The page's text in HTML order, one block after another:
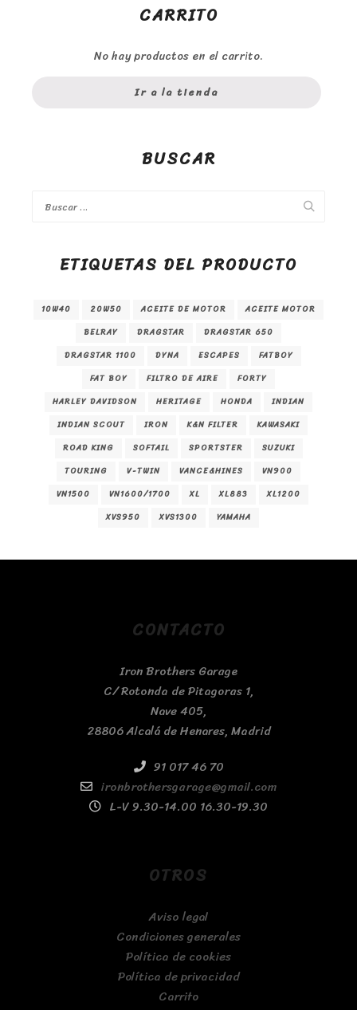
CARRITO
No hay productos en el carrito.
Ir a la tienda
BUSCAR
ETIQUETAS DEL PRODUCTO
10W40 20W50 ACEITE DE MOTOR
ACEITE MOTOR
BELRAY
DRAGSTAR
DRAGSTAR 650
DRAGSTAR 1100
DYNA ESCAPES
FATBOY
FAT BOY
FILTRO DE AIRE
FORTY
HARLEY DAVIDSON
HERITAGE HONDA
INDIAN
INDIAN SCOUT
IRON K&N FILTER
KAWASAKI
ROAD KING
SOFTAIL SPORTSTER
SUZUKI
TOURING
V-TWIN VANCE&HINES
VN900
VN1500
VN1600/1700 XL XL883
XL1200
XVS950
XVS1300 YAMAHA
CONTACTO
Iron Brothers Garage
C/ Rotonda de Pitagoras 1,
Nave 405,
28806 Alcalá de Henares, Madrid
91 017 46 70
ironbrothersgarage@gmail.com
L-V 9.30-14.00 16.30-19.30
OTROS
Aviso legal
Condiciones generales
Política de cookies
Política de privacidad
Carrito